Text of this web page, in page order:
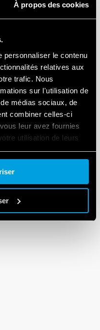
À propos des cookies
personnaliser le contenu
relatives aux
trafic. Nous
sur l'utilisation de
médias sociaux, de
combiner celles-ci
leur avez fournies
utilisation de leurs